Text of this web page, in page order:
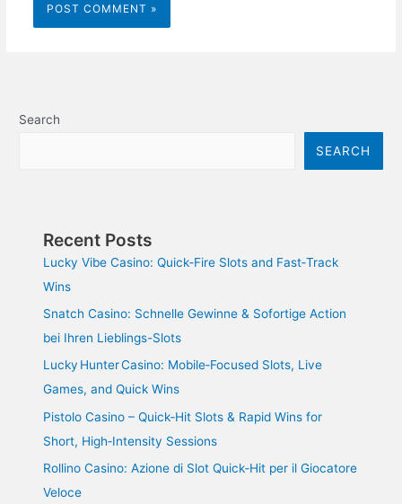
Search
SEARCH
Recent Posts
Lucky Vibe Casino: Quick‑Fire Slots and Fast‑Track
Wins
Snatch Casino: Schnelle Gewinne & Sofortige Action
bei Ihren Lieblings-Slots
Lucky Hunter Casino: Mobile‑Focused Slots, Live
Games, and Quick Wins
Pistolo Casino – Quick‑Hit Slots & Rapid Wins for
Short, High‑Intensity Sessions
Rollino Casino: Azione di Slot Quick‑Hit per il Giocatore
Veloce